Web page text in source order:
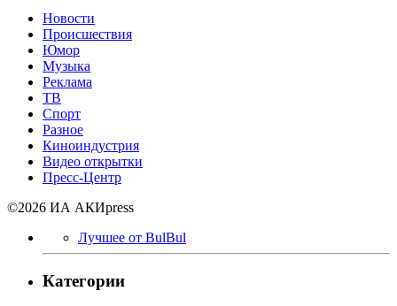
Новости
Происшествия
Юмор
Музыка
Реклама
ТВ
Спорт
Разное
Киноиндустрия
Видео открытки
Пресс-Центр
©2026 ИА АКИpress
Лучшее от BulBul
Категории